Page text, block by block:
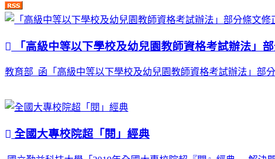
「高級中等以下學校及幼兒園教師資格考試辦法」
教育部 函「高級中等以下學校及幼兒園教師資格考試辦法」部
全國大專校院超「閱」經典